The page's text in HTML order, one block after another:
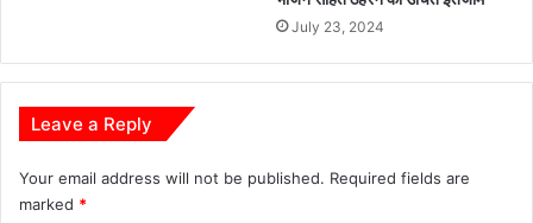
July 23, 2024
Leave a Reply
Your email address will not be published. Required fields are
marked *